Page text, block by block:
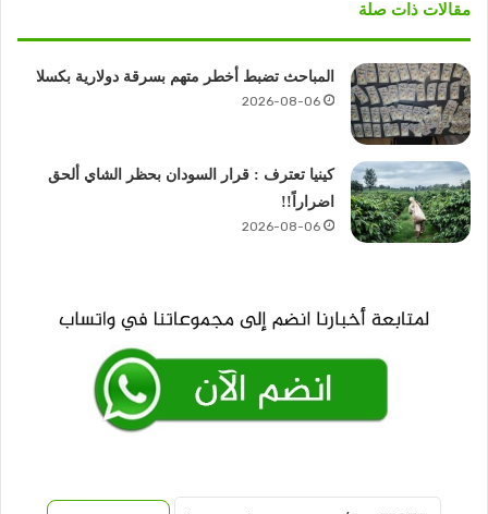
مقالات ذات صلة
المباحث تضبط أخطر متهم بسرقة دولارية بكسلا
2026-08-06
كينيا تعترف : قرار السودان بحظر الشاي ألحق
اضراراً!!
2026-08-06